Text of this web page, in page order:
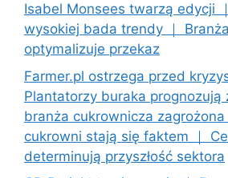
Isabel Monsees twarzą edycji
wysokiej bada trendy ｜
optymalizuje przekaz
Farmer.pl ostrzega przed
Plantatorzy buraka prognozują
branża cukrownicza
cukrowni stają się faktem ｜
determinują przyszłość sektora